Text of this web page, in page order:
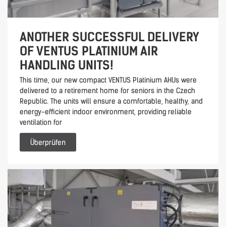
ANOTHER SUCCESSFUL DELIVERY
OF VENTUS PLATINIUM AIR
HANDLING UNITS!
This time, our new compact VENTUS Platinium AHUs were
delivered to a retirement home for seniors in the Czech
Republic. The units will ensure a comfortable, healthy, and
energy-efficient indoor environment, providing reliable
ventilation for
Überprüfen